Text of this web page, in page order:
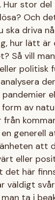
Hur stor
Och
ska driva
hur lätt
Så vill
politisk
form av
från
generell
att
eller
det här
väldigt
ta i